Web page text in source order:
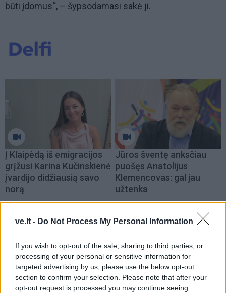
ve.lt - Do Not Process My Personal Information
If you wish to opt-out of the sale, sharing to third parties, or
processing of your personal or sensitive information for
targeted advertising by us, please use the below opt-out
section to confirm your selection. Please note that after your
opt-out request is processed you may continue seeing
būti įdomus“, – šypsodamasi sakė ji.
Į Klaipėdą iš emigracijos
grįžusi Karina Kučinskienė
įvardijo didžiausią savo
norą
Jūros šventę anksčiau
puošęs Anatolijus
Klemencovas: gal jau
užtenka
Dienos horoskopas 12 Zodiako
ženklų: gali būti lengviau nutraukti
tai, kas nebeveikia